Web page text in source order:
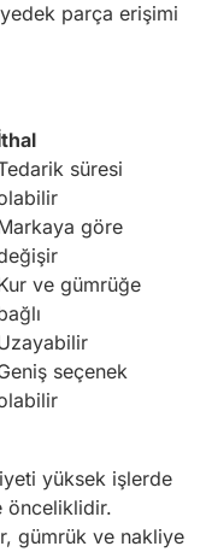
parça erişimi
süresi
göre
ve gümrüğe
seçenek
yüksek işlerde
önceliklidir.
gümrük ve nakliye